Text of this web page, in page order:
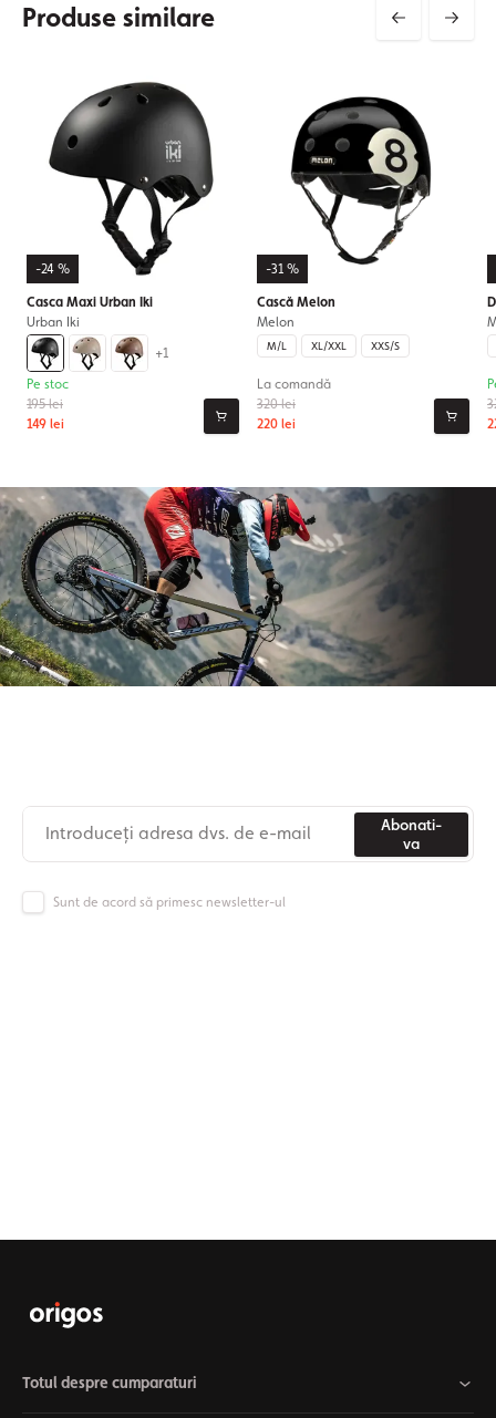
Produse similare
-24 %
Casca Maxi Urban Iki
Urban Iki
+1
195 lei
149 lei
Pe stoc
-31 %
Cască Melon
Melon
M/L XL/XXL XXS/S
320 lei
220 lei
La comandă
Abonati-
va
Sunt de acord să primesc newsletter-ul
Totul despre cumparaturi